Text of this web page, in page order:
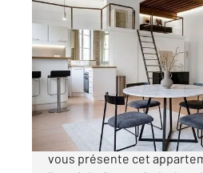
LYON 69004
80 m
, 3 pièces
Ref : 134634
Appartement Loft à
399 000
LYON 4 / Place de la
vous présente cet